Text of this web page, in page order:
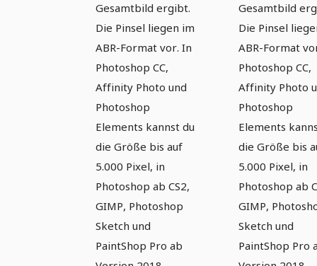
Gesamtbild ergibt.
Die Pinsel liegen im
ABR-Format vor. In
Photoshop CC,
Affinity Photo und
Photoshop
Elements kannst du
die Größe bis auf
5.000 Pixel, in
Photoshop ab CS2,
GIMP, Photoshop
Sketch und
PaintShop Pro ab
Gesamtbild
Die Pinsel
ABR-Format
Photoshop CC,
Affinity Photo
Photoshop
Elements
die Größe bis
5.000 Pixel, in
Photoshop ab
GIMP,
Sketch und
PaintShop Pro